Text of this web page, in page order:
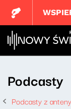
Podcasty
Podcasty z anteny